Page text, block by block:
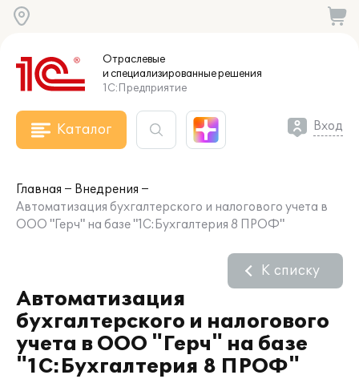
Отраслевые
и специализированныерешения
1С:Предприятие
Каталог Вход
Главная
Внедрения
Автоматизация бухгалтерского и налогового учета в
ООО "Герч" на базе "1С:Бухгалтерия 8 ПРОФ"
Автоматизация
бухгалтерского и налогового
учета в ООО "Герч" на базе
"1С:Бухгалтерия 8 ПРОФ"
К списку